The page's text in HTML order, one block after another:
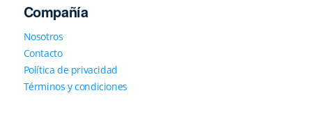
Compañía
Nosotros
Contacto
Política de privacidad
Términos y condiciones